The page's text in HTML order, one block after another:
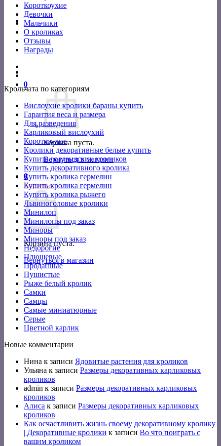
Короткоухие
Девочки
Мальчики
О кроликах
Отзывы
Награды
0
Корзина пуста.
Вернуться в магазин
0
Корзина
Корзина пуста.
Вернуться в магазин
Крольчата по категориям
Вислоухие кролики бараны купить
Гарантия веса и размера
Для разведения
Карликовый вислоухий
Короткоухие
Кролики декоративные белые купить
Купить голландских кроликов
Купить декоративного кролика
Купить кролика гермелин
Купить кролика гермелин
Купить кролика рыжего
Львиноголовые кролики
Минилоп
Минилопы под заказ
Миноры
Миноры под заказ
Недорогие
Плюшевые
Проданные
Пушистые
Рыже белый кролик
Самки
Самцы
Самые миниатюрные
Серые
Цветной карлик
Новые комментарии
Нина к записи Ядовитые растения для кроликов
Ульяна к записи Размеры декоративных карликовых
кроликов
admin к записи Размеры декоративных карликовых
кроликов
Алиса к записи Размеры декоративных карликовых
кроликов
Как осчастливить жизнь своему декоративному кролику
| Декоративные кролики к записи Во что поиграть с
вашим кроликом